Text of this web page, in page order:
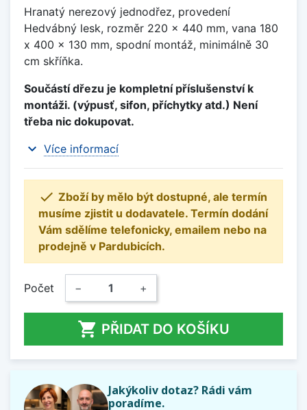
Hranatý nerezový jednodřez, provedení
Hedvábný lesk, rozměr 220 x 440 mm, vana 180
x 400 x 130 mm, spodní montáž, minimálně 30
cm skříňka.
Součástí dřezu je kompletní příslušenství k
montáži. (výpusť, sifon, příchytky atd.) Není
třeba nic dokupovat.
expand_more Více informací
 Zboží by mělo být dostupné, ale termín
musíme zjistit u dodavatele. Termín dodání
Vám sdělíme telefonicky, emailem nebo na
prodejně v Pardubicích.
Počet − +
 PŘIDAT DO KOŠÍKU
Jakýkoliv dotaz? Rádi vám
poradíme.